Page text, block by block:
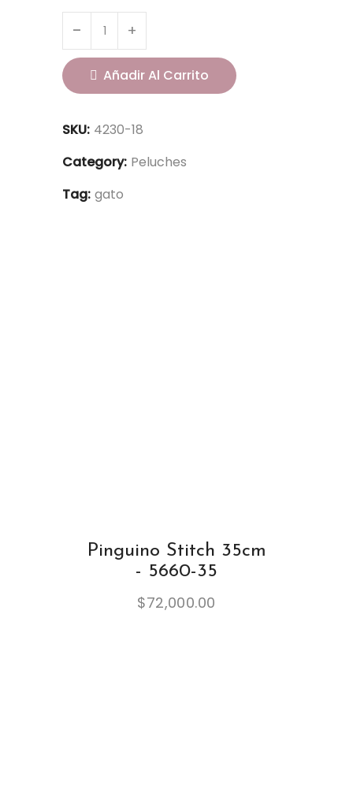
Añadir Al Carrito
SKU: 4230-18
Category: Peluches
Tag: gato
Pinguino Stitch 35cm
- 5660-35
$72,000.00